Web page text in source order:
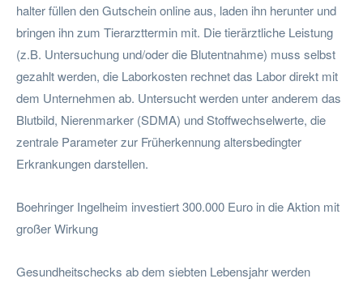
halter füllen den Gutschein online aus, laden ihn herunter und
bringen ihn zum Tierarzttermin mit. Die tierärztliche Leistung
(z.B. Untersuchung und/oder die Blutentnahme) muss selbst
gezahlt werden, die Laborkosten rechnet das Labor direkt mit
dem Unternehmen ab. Untersucht werden unter anderem das
Blutbild, Nierenmarker (SDMA) und Stoffwechselwerte, die
zentrale Parameter zur Früherkennung altersbedingter
Erkrankungen darstellen.
Boehringer Ingelheim investiert 300.000 Euro in die Aktion mit
großer Wirkung
Gesundheitschecks ab dem siebten Lebensjahr werden